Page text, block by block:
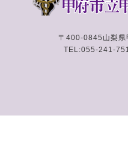
〒400-0845 山梨
TEL:055-241-